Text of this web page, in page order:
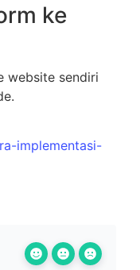
ke
website sendiri
implementasi-